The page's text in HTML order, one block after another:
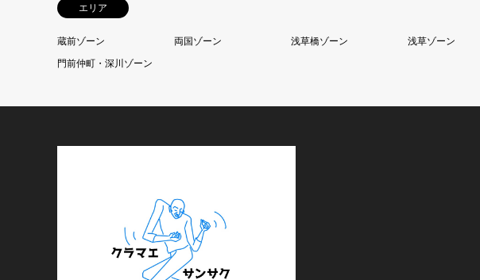
エリア
蔵前ゾーン 両国ゾーン 浅草橋ゾーン
浅草ゾーン
門前仲町・深川ゾーン